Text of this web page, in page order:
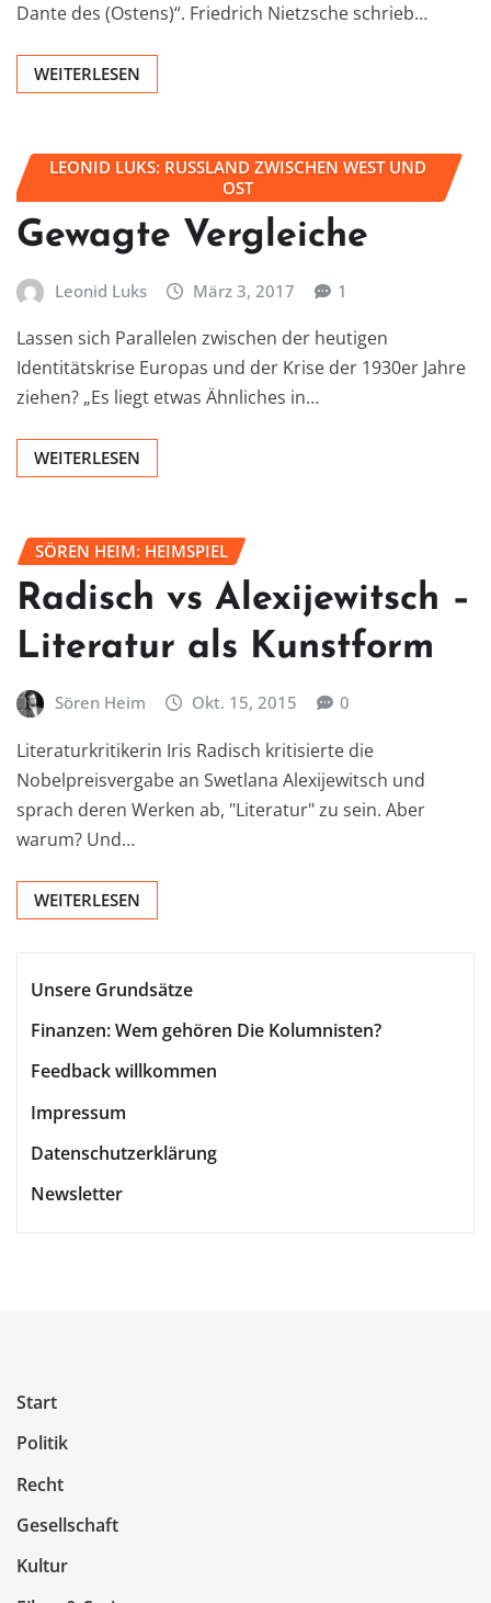
Dante des (Ostens)“. Friedrich Nietzsche schrieb…
WEITERLESEN
LEONID LUKS: RUSSLAND ZWISCHEN WEST UND
OST
Gewagte Vergleiche
Leonid Luks März 3, 2017 1
Lassen sich Parallelen zwischen der heutigen
Identitätskrise Europas und der Krise der 1930er Jahre
ziehen? „Es liegt etwas Ähnliches in…
WEITERLESEN
SÖREN HEIM: HEIMSPIEL
Radisch vs Alexijewitsch –
Literatur als Kunstform
Sören Heim Okt. 15, 2015 0
Literaturkritikerin Iris Radisch kritisierte die
Nobelpreisvergabe an Swetlana Alexijewitsch und
sprach deren Werken ab, "Literatur" zu sein. Aber
warum? Und…
WEITERLESEN
Unsere Grundsätze
Finanzen: Wem gehören Die Kolumnisten?
Feedback willkommen
Impressum
Datenschutzerklärung
Newsletter
Start
Politik
Recht
Gesellschaft
Kultur